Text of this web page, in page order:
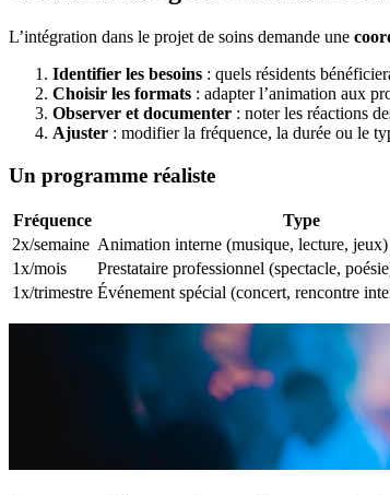
L’intégration dans le projet de soins demande une
Identifier les besoins : quels résidents
Choisir les formats : adapter l’animation aux
Observer et documenter : noter les réactions
Ajuster : modifier la fréquence, la durée ou le
Un programme réaliste
Fréquence Type
2x/semaine Animation interne (musique, lecture, jeux)
1x/mois
Prestataire professionnel (spectacle,
1x/trimestre Événement spécial (concert, rencontre